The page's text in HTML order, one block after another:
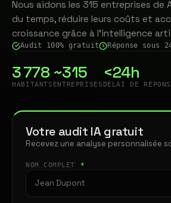
Nous aidons les 315 entreprises de
du temps, réduire leurs coûts et
croissance grâce à l'intelligence
Audit 100% gratuit Réponse sous
3 778
HABITANTS
~315
ENTREPRISES
<24h
DÉLAI DE
Votre audit IA gratuit
Recevez une analyse personnalisée
NOM COMPLET *